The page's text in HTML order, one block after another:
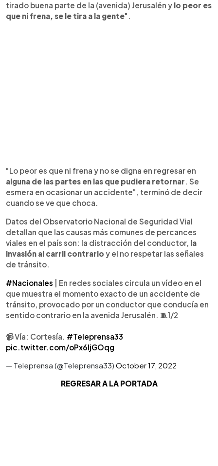
tirado buena parte de la (avenida) Jerusalén y lo peor es
que ni frena, se le tira a la gente".
"Lo peor es que ni frena y no se digna en regresar en
alguna de las partes en las que pudiera retornar. Se
esmera en ocasionar un accidente", terminó de decir
cuando se ve que choca.
Datos del Observatorio Nacional de Seguridad Vial
detallan que las causas más comunes de percances
viales en el país son: la distracción del conductor, la
invasión al carril contrario y el no respetar las señales
de tránsito.
#Nacionales | En redes sociales circula un vídeo en el
que muestra el momento exacto de un accidente de
tránsito, provocado por un conductor que conducía en
sentido contrario en la avenida Jerusalén. 🧵1/2
📹 Vía: Cortesía. #Teleprensa33
pic.twitter.com/oPx6ljGOqg
— Teleprensa (@Teleprensa33) October 17, 2022
REGRESAR A LA PORTADA